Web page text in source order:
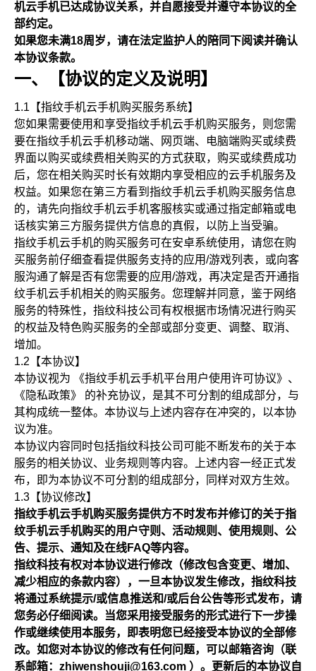
机云手机已达成协议关系，并自愿接受并遵守本协议的全
部约定。
如果您未满18周岁，请在法定监护人的陪同下阅读并确认
本协议条款。
一、【协议的定义及说明】
1.1【指纹手机云手机购买服务系统】
您如果需要使用和享受指纹手机云手机购买服务，则您需
要在指纹手机云手机移动端、网页端、电脑端购买或续费
界面以购买或续费相关购买的方式获取，购买或续费成功
后，您在相关购买时长有效期内享受相应的云手机服务及
权益。如果您在第三方看到指纹手机云手机购买服务信息
的，请先向指纹手机云手机客服核实或通过指定邮箱或电
话核实第三方服务提供方信息的真假，以防上当受骗。
指纹手机云手机的购买服务可在安卓系统使用，请您在购
买服务前仔细查看提供服务支持的应用/游戏列表，或向客
服沟通了解是否有您需要的应用/游戏，再决定是否开通指
纹手机云手机相关的购买服务。您理解并同意，鉴于网络
服务的特殊性，指纹科技公司有权根据市场情况进行购买
的权益及特色购买服务的全部或部分变更、调整、取消、
增加。
1.2【本协议】
本协议视为 《指纹手机云手机平台用户使用许可协议》、
《隐私政策》 的补充协议，是其不可分割的组成部分，与
其构成统一整体。本协议与上述内容存在冲突的，以本协
议为准。
本协议内容同时包括指纹科技公司可能不断发布的关于本
服务的相关协议、业务规则等内容。上述内容一经正式发
布，即为本协议不可分割的组成部分，同样对双方生效。
1.3【协议修改】
指纹手机云手机购买服务提供方不时发布并修订的关于指
纹手机云手机购买的用户守则、活动规则、使用规则、公
告、提示、通知及在线FAQ等内容。
指纹科技有权对本协议进行修改（修改包含变更、增加、
减少相应的条款内容），一旦本协议发生修改，指纹科技
将通过系统提示/或信息推送和/或后台公告等形式发布，请
您务必仔细阅读。当您采用接受服务的形式进行下一步操
作或继续使用本服务，即表明您已经接受本协议的全部修
改。如您对本协议的修改有任何问题，可以邮箱咨询（联
系邮箱：zhiwenshouji@163.com ）。更新后的本协议自